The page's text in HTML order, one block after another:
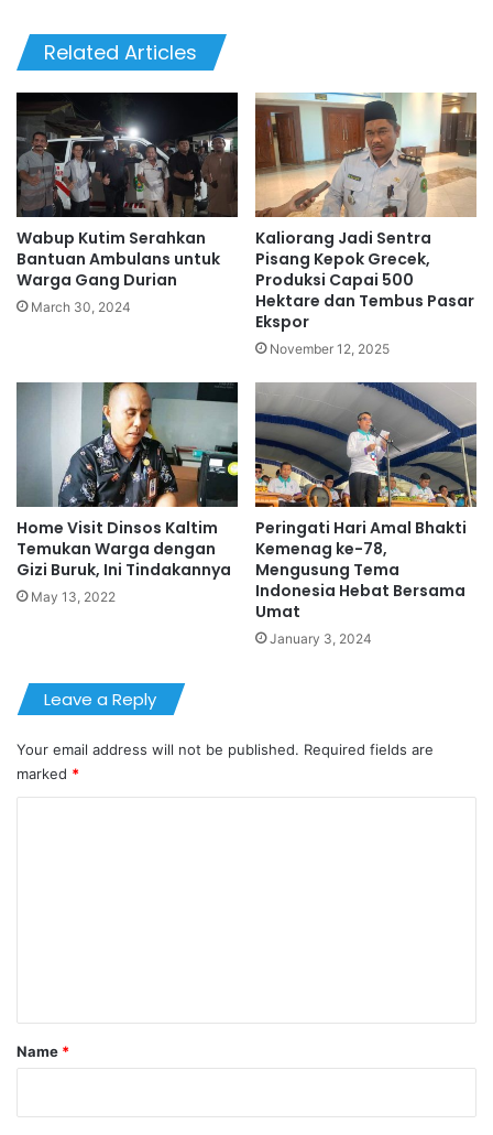
Related Articles
Wabup Kutim Serahkan
Bantuan Ambulans untuk
Warga Gang Durian
March 30, 2024
Kaliorang Jadi Sentra
Pisang Kepok Grecek,
Produksi Capai 500
Hektare dan Tembus Pasar
Ekspor
November 12, 2025
Home Visit Dinsos Kaltim
Temukan Warga dengan
Gizi Buruk, Ini Tindakannya
May 13, 2022
Peringati Hari Amal Bhakti
Kemenag ke-78,
Mengusung Tema
Indonesia Hebat Bersama
Umat
January 3, 2024
Leave a Reply
Your email address will not be published. Required fields are
marked *
*
Name *